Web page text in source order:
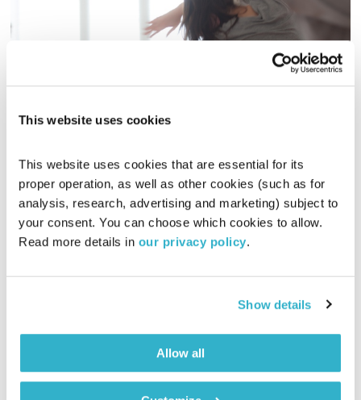
This website uses cookies
This website uses cookies that are essential for its
proper operation, as well as other cookies (such as for
analysis, research, advertising and marketing) subject to
your consent. You can choose which cookies to allow.
Read more details in our privacy policy.
Show details
Allow all
ניסוי כלים
מיכה לבינסון
12.11.16
01:00:02
מיכה לבינסון מארח את אלדד מנהיים לשעה על תנועה, טיפול ומה
אודיו